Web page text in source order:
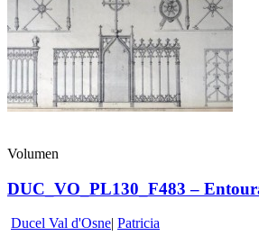
Volumen
DUC_VO_PL130_F483 –
Ducel Val d'Osne| Patricia